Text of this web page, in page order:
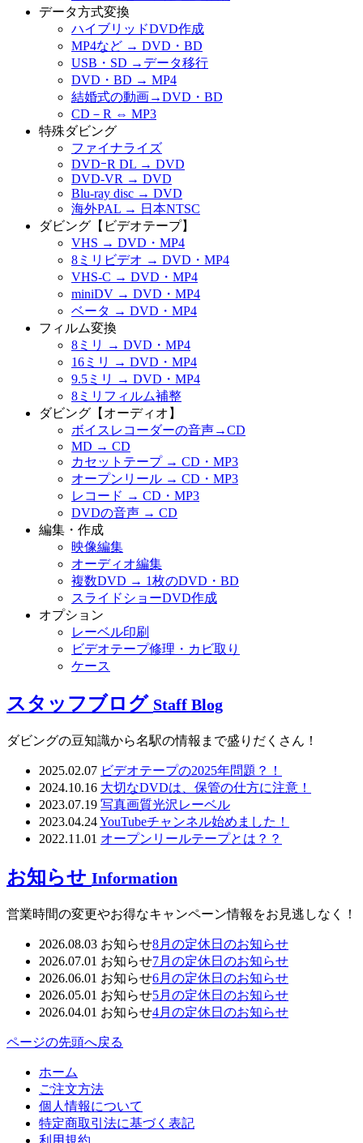
データ方式変換
ハイブリッドDVD作成
MP4など → DVD・BD
USB・SD →データ移行
DVD・BD → MP4
結婚式の動画→DVD・BD
CD－R ⇔ MP3
特殊ダビング
ファイナライズ
DVDｰR DL → DVD
DVD-VR → DVD
Blu-ray disc → DVD
海外PAL → 日本NTSC
ダビング【ビデオテープ】
VHS → DVD・MP4
8ミリビデオ → DVD・MP4
VHS-C → DVD・MP4
miniDV → DVD・MP4
ベータ → DVD・MP4
フィルム変換
8ミリ → DVD・MP4
16ミリ → DVD・MP4
9.5ミリ → DVD・MP4
8ミリフィルム補整
ダビング【オーディオ】
ボイスレコーダーの音声→CD
MD → CD
カセットテープ → CD・MP3
オープンリール → CD・MP3
レコード → CD・MP3
DVDの音声 → CD
編集・作成
映像編集
オーディオ編集
複数DVD → 1枚のDVD・BD
スライドショーDVD作成
オプション
レーベル印刷
ビデオテープ修理・カビ取り
ケース
スタッフブログ Staff Blog
ダビングの豆知識から名駅の情報まで盛りだくさん！
2025.02.07 ビデオテープの2025年問題？！
2024.10.16 大切なDVDは、保管の仕方に注意！
2023.07.19 写真画質光沢レーベル
2023.04.24YouTubeチャンネル始めました！
2022.11.01 オープンリールテープとは？？
お知らせ Information
営業時間の変更やお得なキャンペーン情報をお見逃しなく！
2026.08.03 お知らせ8月の定休日のお知らせ
2026.07.01 お知らせ7月の定休日のお知らせ
2026.06.01 お知らせ6月の定休日のお知らせ
2026.05.01 お知らせ5月の定休日のお知らせ
2026.04.01 お知らせ4月の定休日のお知らせ
ページの先頭へ戻る
ホーム
ご注文方法
個人情報について
特定商取引法に基づく表記